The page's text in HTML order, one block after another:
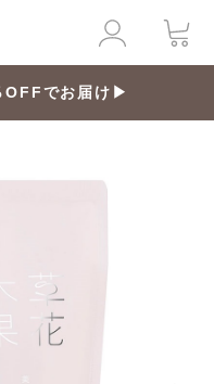
OFFでお届け▶